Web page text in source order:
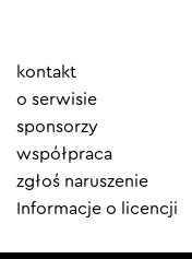
Element
menu
kontakt
o serwisie
sponsorzy
współpraca
zgłoś naruszenie
Informacje o licencji